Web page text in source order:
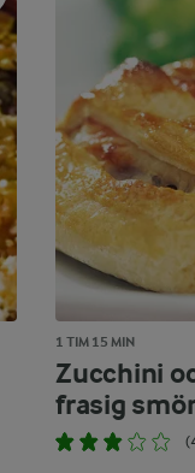
1 TIM 15 MIN
Zucchini
frasig